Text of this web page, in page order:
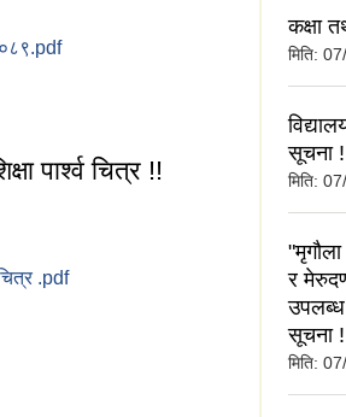
पार्श्व चित्र !!
.pdf
कक्षा
मिति:
सूचना
मिति:
र
उपलब्ध
सूचना
मिति: